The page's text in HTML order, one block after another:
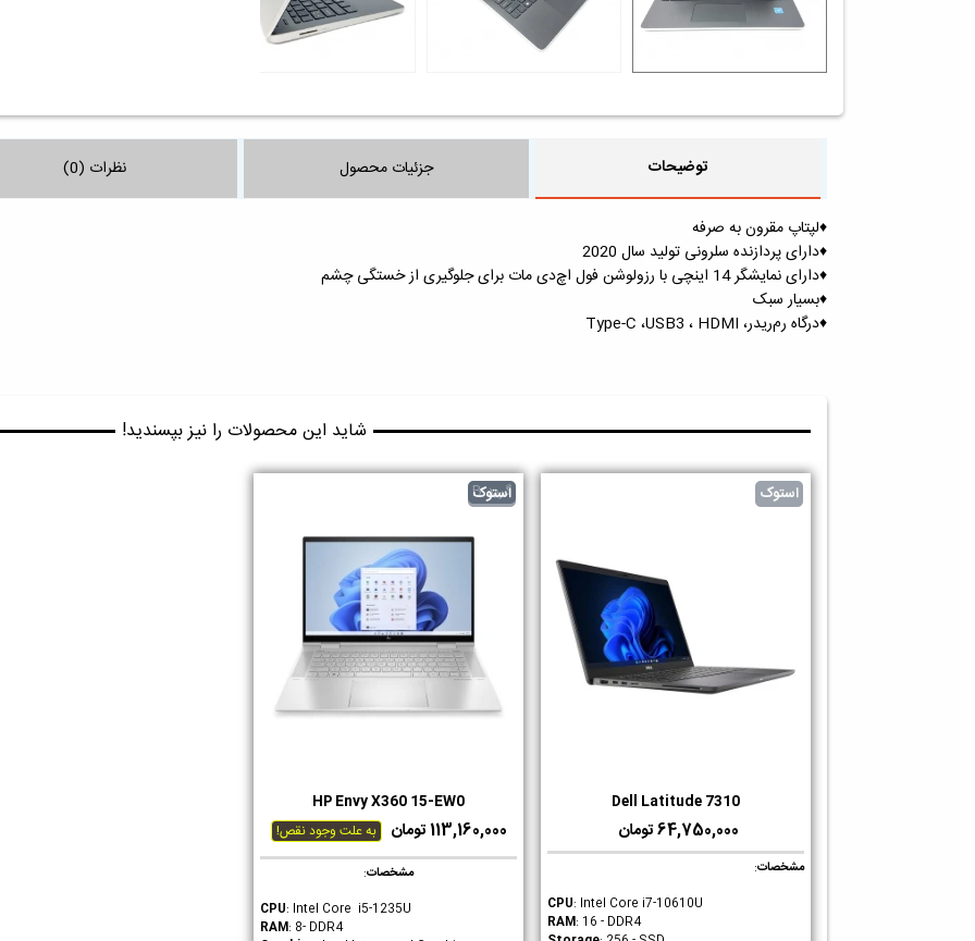
توضیحات جزئیات محصول نظرات (0)
♦️لپتاپ مقرون به صرفه
♦️دارای پردازنده سلرونی تولید سال 2020
♦️دارای نمایشگر 14 اینچی با رزولوشن فول اچ‌دی مات برای جلوگیری از خستگی چشم
♦️بسیار سبک
♦️درگاه رم‌ریدر، Type-C ،USB3 ، HDMI
شاید این محصولات را نیز بپسندید!
استوک
دوست داشتن
Dell Latitude 7310
64,750,000 تومان
مشخصات:
CPU: Intel Core i7-10610U
RAM: 16 - DDR4
گرید B
استوک
دوست داشتن
HP Envy X360 15-EW0
113,160,000 تومان به علت وجود نقص!
مشخصات:
CPU: Intel Core i5-1235U
RAM: 8- DDR4